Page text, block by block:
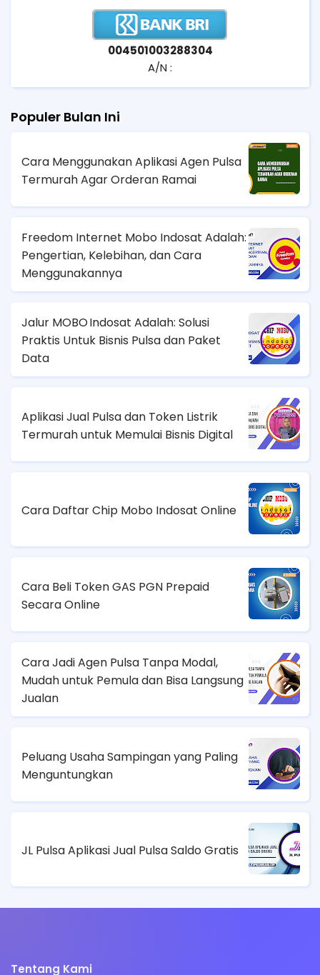
004501003288304
A/N :
Populer Bulan Ini
Cara Menggunakan Aplikasi Agen Pulsa
Termurah Agar Orderan Ramai
Freedom Internet Mobo Indosat Adalah:
Pengertian, Kelebihan, dan Cara
Menggunakannya
Jalur MOBO Indosat Adalah: Solusi
Praktis Untuk Bisnis Pulsa dan Paket
Data
Aplikasi Jual Pulsa dan Token Listrik
Termurah untuk Memulai Bisnis Digital
Cara Daftar Chip Mobo Indosat Online
Cara Beli Token GAS PGN Prepaid
Secara Online
Cara Jadi Agen Pulsa Tanpa Modal,
Mudah untuk Pemula dan Bisa Langsung
Jualan
Peluang Usaha Sampingan yang Paling
Menguntungkan
JL Pulsa Aplikasi Jual Pulsa Saldo Gratis
Tentang Kami